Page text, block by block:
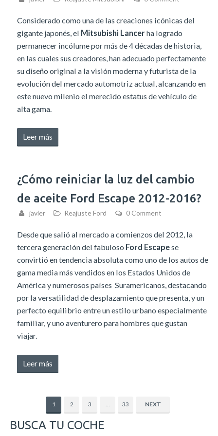
2016»
Considerado como una de las creaciones icónicas del
gigante japonés, el Mitsubishi Lancerha logrado
permanecer incólume por más de 4 décadas de historia,
en las cuales sus creadores, han adecuado perfectamente
su diseño original a la visión moderna y futurista de la
evolución del mercado automotriz actual, alcanzando en
este nuevo milenio el merecido estatus de vehículo de
alta gama.
Leer más
luz
servicio
Mitsubishi
Lancer
2012-
¿Cómo reiniciar la luz del cambio
de aceite Ford Escape 2012-2016?
javier Reajuste Ford 0 Comment
Desde que salió al mercado a comienzos del 2012, la
tercera generación del fabuloso Ford Escapese
convirtió en tendencia absoluta como uno de los autos de
gama media más vendidos en los Estados Unidos de
América y numerosos países Suramericanos, destacando
por la versatilidad de desplazamiento que presenta, y un
perfecto equilibrio entre un estilo urbano especialmente
familiar, y uno aventurero para hombres que gustan
viajar.
Leer más
reiniciar
luz
del
cambio
1 2 3 … 33 NEXT
BUSCA TU COCHE